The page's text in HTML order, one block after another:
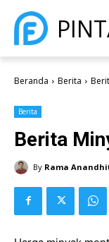
Beranda Berita
Berita
Berita
By Rama